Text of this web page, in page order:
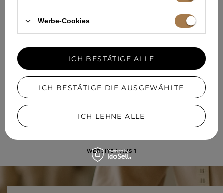
PEGGIE - SCHWARZES SET IM
BOHO-STIL
199,00 €
WEBSITE 1 AUS 1
Werbe-Cookies
ICH BESTÄTIGE DIE AUSGEWÄHLTE
ICH LEHNE ALLE
ICH BESTÄTIGE ALLE